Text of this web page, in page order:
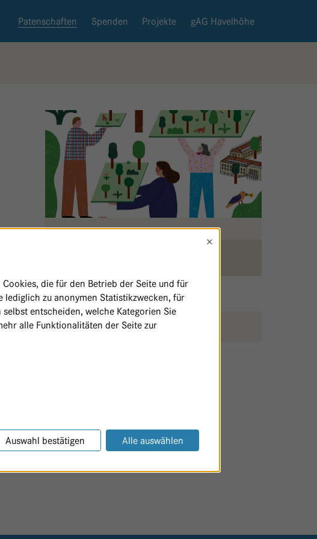
Patenschaften Spenden Projekte gAG Havelhöhe
SEITE AUSDRUCKEN / TEILEN
×
die für den Betrieb der Seite und für
zu anonymen Statistikzwecken, für
entscheiden, welche Kategorien Sie
alle Funktionalitäten der Seite zur
Auswahl bestätigen Alle auswählen